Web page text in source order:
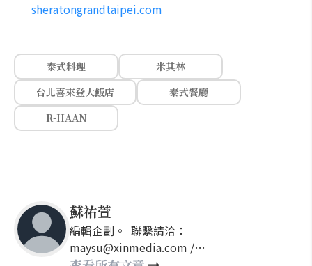
sheratongrandtaipei.com
泰式料理
米其林
台北喜來登大飯店
泰式餐廳
R-HAAN
蘇祐萱
編輯企劃。 聯繫請洽：
maysu@xinmedia.com /